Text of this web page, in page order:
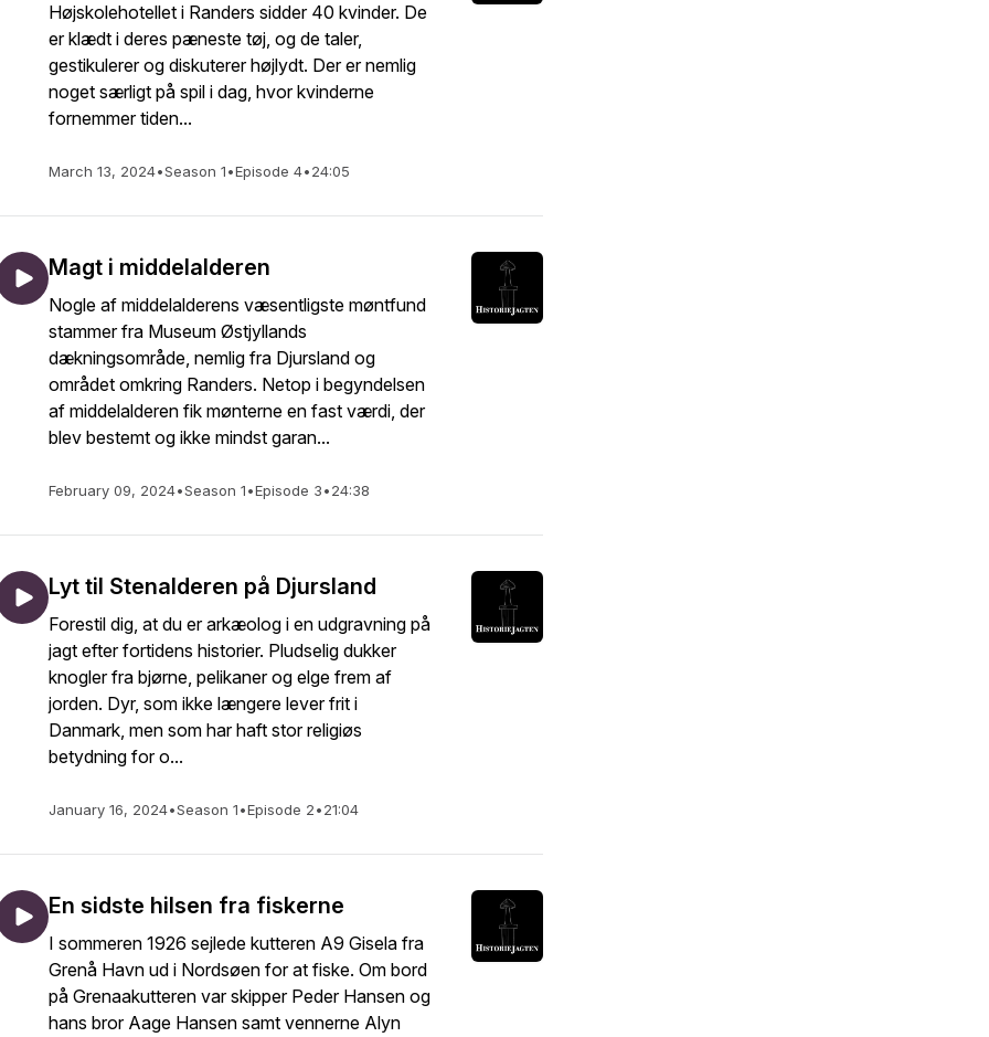
Højskolehotellet i Randers sidder 40 kvinder. De
er klædt i deres pæneste tøj, og de taler,
gestikulerer og diskuterer højlydt. Der er nemlig
noget særligt på spil i dag, hvor kvinderne
fornemmer tiden...
March 13, 2024•Season 1•Episode 4•24:05
Magt i middelalderen
Nogle af middelalderens væsentligste møntfund
stammer fra Museum Østjyllands
dækningsområde, nemlig fra Djursland og
området omkring Randers. Netop i begyndelsen
af middelalderen fik mønterne en fast værdi, der
blev bestemt og ikke mindst garan...
February 09, 2024•Season 1•Episode 3•24:38
Lyt til Stenalderen på Djursland
Forestil dig, at du er arkæolog i en udgravning på
jagt efter fortidens historier. Pludselig dukker
knogler fra bjørne, pelikaner og elge frem af
jorden. Dyr, som ikke længere lever frit i
Danmark, men som har haft stor religiøs
betydning for o...
January 16, 2024•Season 1•Episode 2•21:04
En sidste hilsen fra fiskerne
I sommeren 1926 sejlede kutteren A9 Gisela fra
Grenå Havn ud i Nordsøen for at fiske. Om bord
på Grenaakutteren var skipper Peder Hansen og
hans bror Aage Hansen samt vennerne Alyn